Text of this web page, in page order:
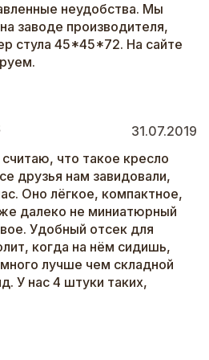
неудобства. Мы
заводе производителя,
стула 45*45*72. На сайте
31.07.2019
что такое кресло
друзья нам завидовали,
Оно лёгкое, компактное,
далеко не миниатюрный
Удобный отсек для
когда на нём сидишь,
лучше чем складной
У нас 4 штуки таких,